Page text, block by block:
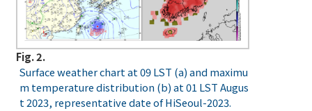
Fig. 2.
Surface weather chart at 09 LST (a) and maximu
m temperature distribution (b) at 01 LST Augus
t 2023, representative date of HiSeoul-2023.